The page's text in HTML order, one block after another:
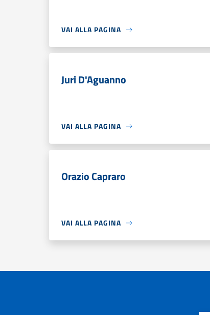
VAI ALLA PAGINA
Juri D'Aguanno
VAI ALLA PAGINA
Orazio Capraro
VAI ALLA PAGINA